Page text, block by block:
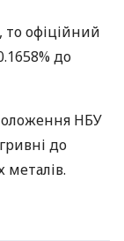
то офіційний
до
НБУ
до
металів.